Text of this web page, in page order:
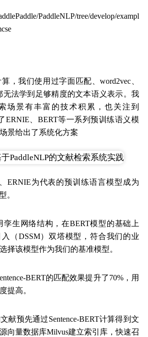
PaddleNLP/tree/develop/exampl
，我们使用过字面匹配、word2vec、
无法学到足够精度的文本语义表示。我
场景有丰富的技术积累，也关注到
ERNIE、BERT等一系列预训练语义模
景给出了系统化方案
ERNIE为代表的预训练语言模型成为
。
孪生网络结构，在BERT模型的基础上
入（DSSM）双塔模型，符合我们的业
择该模型作为我们的基准模型。
BERT的匹配效果提升了70%，用
提高。
献预先通过Sentence-BERT计算得到文
向量数据库Milvus建立索引库，快速召